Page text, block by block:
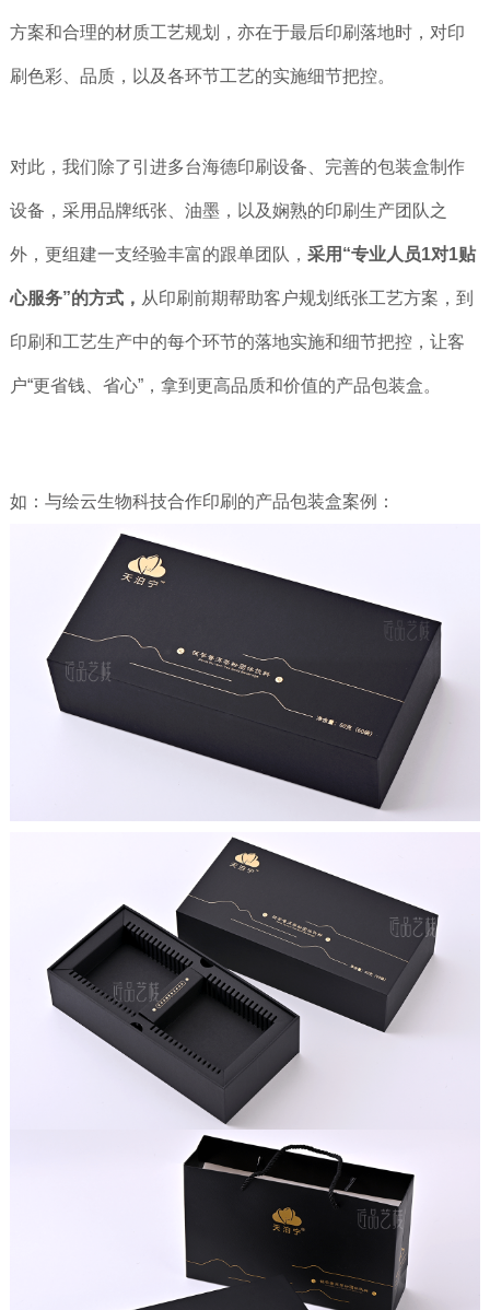
方案和合理的材质工艺规划，亦在于最后印刷落地时，对印
刷色彩、品质，以及各环节工艺的实施细节把控。
对此，我们除了引进多台海德印刷设备、完善的包装盒制作
设备，采用品牌纸张、油墨，以及娴熟的印刷生产团队之
外，更组建一支经验丰富的跟单团队，采用“专业人员1对1贴
心服务”的方式， 从印刷前期帮助客户规划纸张工艺方案，到
印刷和工艺生产中的每个环节的落地实施和细节把控，让客
户“更省钱、省心”，拿到更高品质和价值的产品包装盒。
如：与绘云生物科技合作印刷的产品包装盒案例：